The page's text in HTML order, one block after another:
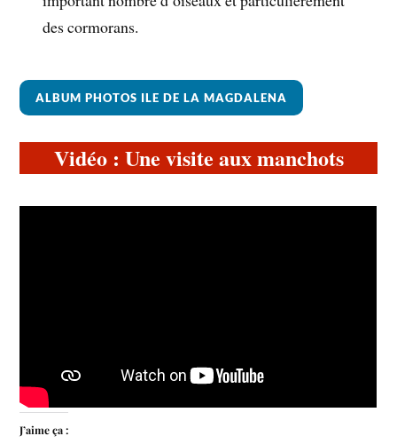
des cormorans.
ALBUM PHOTOS ILE DE LA MAGDALENA
Vidéo : Une visite aux manchots
J’aime ça :